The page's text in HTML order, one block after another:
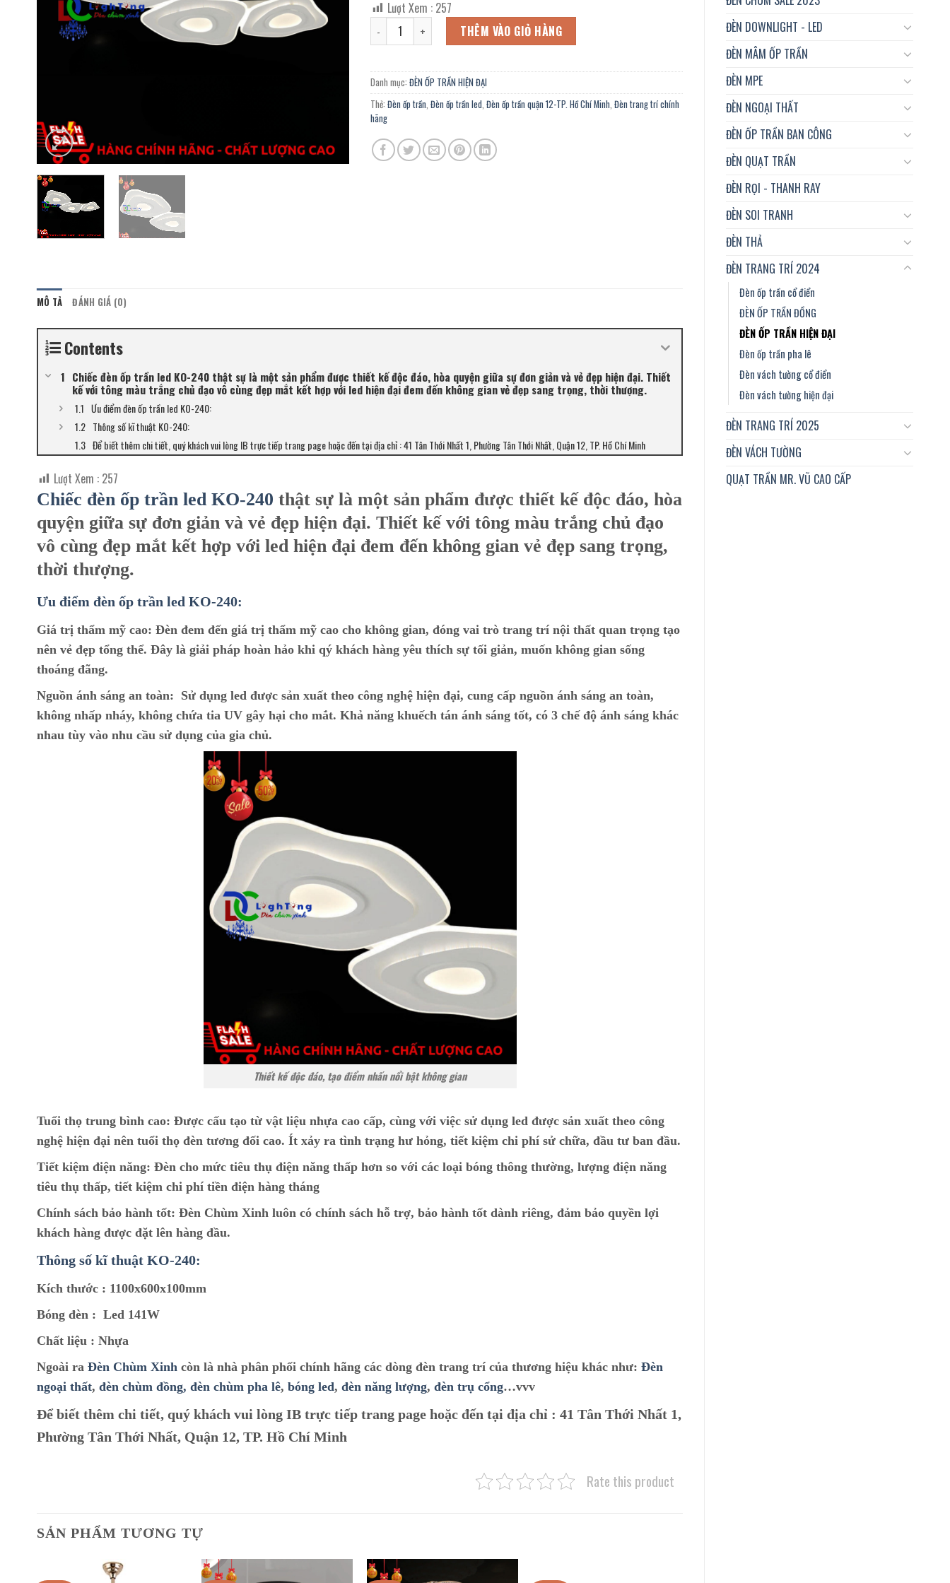
ĐÈN DOWNLIGHT - LED
ĐÈN MÂM ỐP TRẦN
ĐÈN MPE
ĐÈN NGOẠI THẤT
ĐÈN ỐP TRẦN BAN CÔNG
ĐÈN QUẠT TRẦN
ĐÈN RỌI - THANH RAY
ĐÈN SOI TRANH
ĐÈN THẢ
ĐÈN TRANG TRÍ 2024
Đèn ốp trần cổ điển
ĐÈN ỐP TRẦN ĐỒNG
ĐÈN ỐP TRẦN HIỆN ĐẠI
Đèn ốp trần pha lê
Đèn vách tường cổ điển
Đèn vách tường hiện đại
ĐÈN TRANG TRÍ 2025
ĐÈN VÁCH TƯỜNG
QUẠT TRẦN MR. VŨ CAO CẤP
là:
5.586.000 ₫.
tại
là:
3.072.000 ₫.
Lượt Xem : 257
Đèn ốp trần led KO-240 chính hãng trang trí quầy bar, hầm rượu, phòng ngủ...vvv số lượng
THÊM VÀO GIỎ HÀNG
Danh mục: ĐÈN ỐP TRẦN HIỆN ĐẠI
Thẻ: Đèn ốp trần Đèn ốp trần led Đèn ốp trần quận 12-TP. Hồ Chí Minh Đèn trang trí chính
hãng
MÔ TẢ ĐÁNH GIÁ (0)
Contents
Chiếc đèn ốp trần led KO-240 thật sự là một sản phẩm được thiết kế độc đáo, hòa quyện giữa sự đơn giản và vẻ đẹp hiện đại. Thiết
kế với tông màu trắng chủ đạo vô cùng đẹp mắt kết hợp với led hiện đại đem đến không gian vẻ đẹp sang trọng, thời thượng.
Ưu điểm đèn ốp trần led KO-240:
Thông số kĩ thuật KO-240:
Để biết thêm chi tiết, quý khách vui lòng IB trực tiếp trang page hoặc đến tại địa chỉ : 41 Tân Thới Nhất 1, Phường Tân Thới Nhất, Quận 12, TP. Hồ Chí Minh
Lượt Xem : 257
Chiếc đèn ốp trần led KO-240 thật sự là một sản phẩm được thiết kế độc đáo, hòa
quyện giữa sự đơn giản và vẻ đẹp hiện đại. Thiết kế với tông màu trắng chủ đạo
vô cùng đẹp mắt kết hợp với led hiện đại đem đến không gian vẻ đẹp sang trọng,
thời thượng.
Ưu điểm đèn ốp trần led KO-240:
Giá trị thẩm mỹ cao: Đèn đem đến giá trị thẩm mỹ cao cho không gian, đóng vai trò trang trí nội thất quan trọng tạo
nên vẻ đẹp tổng thể. Đây là giải pháp hoàn hảo khi qý khách hàng yêu thích sự tối giản, muốn không gian sống
thoáng đãng.
Nguồn ánh sáng an toàn: Sử dụng led được sản xuất theo công nghệ hiện đại, cung cấp nguồn ánh sáng an toàn,
không nhấp nháy, không chứa tia UV gây hại cho mắt. Khả năng khuếch tán ánh sáng tốt, có 3 chế độ ánh sáng khác
nhau tùy vào nhu cầu sử dụng của gia chủ.
Thiết kế độc đáo, tạo điểm nhấn nổi bật không gian
Tuổi thọ trung bình cao: Được cấu tạo từ vật liệu nhựa cao cấp, cùng với việc sử dụng led được sản xuất theo công
nghệ hiện đại nên tuổi thọ đèn tương đối cao. Ít xảy ra tình trạng hư hỏng, tiết kiệm chi phí sử chữa, đầu tư ban đầu.
Tiết kiệm điện năng: Đèn cho mức tiêu thụ điện năng thấp hơn so với các loại bóng thông thường, lượng điện năng
tiêu thụ thấp, tiết kiệm chi phí tiền điện hàng tháng
Chính sách bảo hành tốt: Đèn Chùm Xinh luôn có chính sách hỗ trợ, bảo hành tốt dành riêng, đảm bảo quyền lợi
khách hàng được đặt lên hàng đầu.
Thông số kĩ thuật KO-240:
Kích thước : 1100x600x100mm
Bóng đèn : Led 141W
Chất liệu : Nhựa
Ngoài ra Đèn Chùm Xinh còn là nhà phân phối chính hãng các dòng đèn trang trí của thương hiệu khác như: Đèn
ngoại thất, đèn chùm đồng, đèn chùm pha lê, bóng led, đèn năng lượng, đèn trụ cổng…vvv
Để biết thêm chi tiết, quý khách vui lòng IB trực tiếp trang page hoặc đến tại địa chỉ : 41 Tân Thới Nhất 1,
Phường Tân Thới Nhất, Quận 12, TP. Hồ Chí Minh
Rate this product
SẢN PHẨM TƯƠNG TỰ